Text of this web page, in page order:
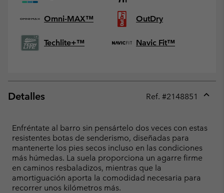
Omni-MAX™ OutDry
Techlite+™ Navic Fit™
Detalles Ref. #2148851
Enfréntate al barro sin pensártelo dos veces con estas
resistentes botas de senderismo, diseñadas para
mantenerte los pies secos incluso en las condiciones
más húmedas. La suela proporciona un agarre firme
en caminos resbaladizos, mientras que la
amortiguación aporta la comodidad necesaria para
recorrer unos kilómetros más.